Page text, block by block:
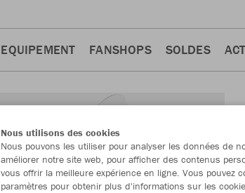
EQUIPEMENT FANSHOPS SOLDES
Nous utilisons des cookies
Nous pouvons les utiliser pour analyser les données de
améliorer notre site web, pour afficher des contenus
vous offrir la meilleure expérience en ligne. Vous pouvez
paramètres pour obtenir plus d'informations sur les